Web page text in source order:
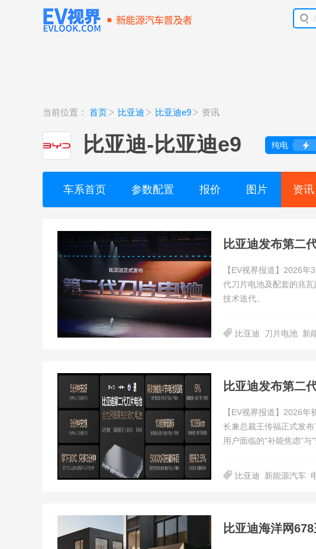
当前位置： 首页 比亚迪 比亚迪e9 资讯
比亚迪-比亚迪e9 纯电
车系首页 参数配置 报价 图片 资讯
【EV视界报道】2026
代刀片电池及配套的兆
技术迭代。
比亚迪 刀片电池 新
【EV视界报道】2026
长兼总裁王传福正式发
用户面临的"补能焦虑"与"
比亚迪 新能源汽车